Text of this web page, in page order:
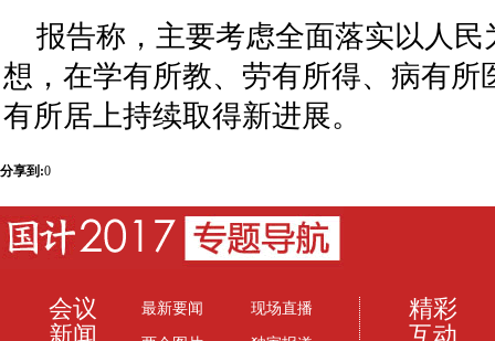
报告称，主要考虑全面落实以人民
想，在学有所教、劳有所得、病有所
有所居上持续取得新进展。
分享到:0